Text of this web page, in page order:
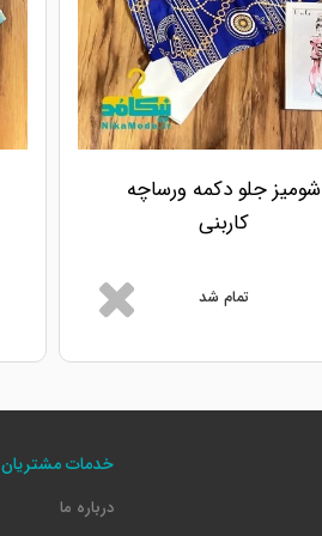
شومیز جلو دکمه ورساچه
کاربنی
تمام شد
خدمات مشتریان
درباره ما